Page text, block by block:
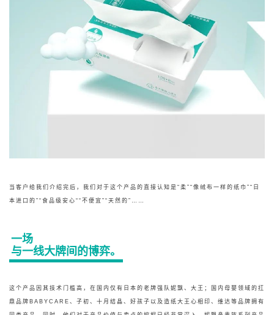
当客户给我们介绍完后，我们对于这个产品的直接认知是“柔”“像绒布一样的纸巾”“日
本进口的”“食品级安心““不便宜”“天然的”……
一场
与一线大牌间的博弈。
这个产品因其技术门槛高，在国内仅有日本的老牌强队妮飘、大王；国内母婴领域的扛
鼎品牌BABYCARE、子初、十月结晶、好孩子以及造纸大王心相印、维达等品牌拥有